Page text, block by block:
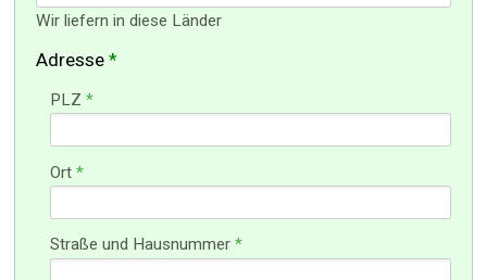
Wir liefern in diese Länder
Adresse *
PLZ *
Ort *
Straße und Hausnummer *